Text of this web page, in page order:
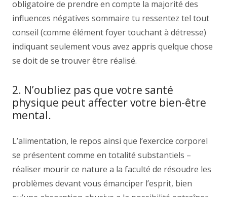
obligatoire de prendre en compte la majorité des
influences négatives sommaire tu ressentez tel tout
conseil (comme élément foyer touchant à détresse)
indiquant seulement vous avez appris quelque chose
se doit de se trouver être réalisé.
2. N’oubliez pas que votre santé
physique peut affecter votre bien-être
mental.
L’alimentation, le repos ainsi que l’exercice corporel
se présentent comme en totalité substantiels –
réaliser mourir ce nature a la faculté de résoudre les
problèmes devant vous émanciper l’esprit, bien